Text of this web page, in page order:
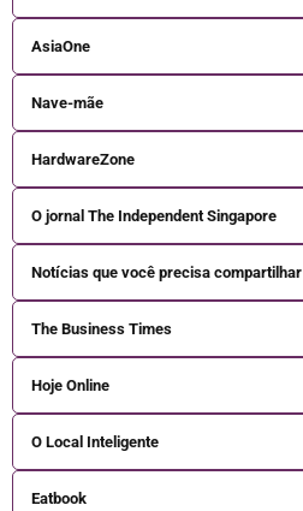
AsiaOne
Nave-mãe
HardwareZone
O jornal The Independent Singapore
Notícias que você precisa compartilhar
The Business Times
Hoje Online
O Local Inteligente
Eatbook